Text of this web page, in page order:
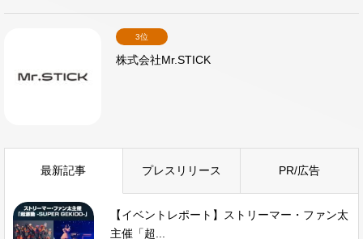
3位
株式会社Mr.STICK
最新記事 プレスリリース PR/広告
【イベントレポート】ストリーマー・ファン太
主催「超...